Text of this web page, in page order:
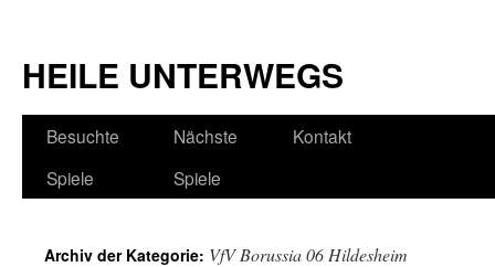
HEILE UNTERWEGS
Besuchte
Spiele
Nächste
Spiele
Kontakt
Archiv der Kategorie: VfV Borussia 06 Hildesheim